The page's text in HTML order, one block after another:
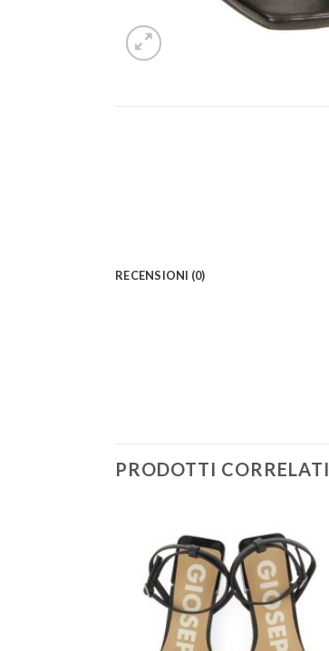
RECENSIONI (0)
PRODOTTI CORRELATI